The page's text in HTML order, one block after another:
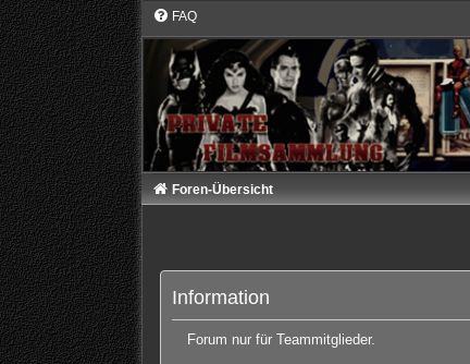
FAQ
Foren-Übersicht
Information
Forum nur für Teammitglieder.